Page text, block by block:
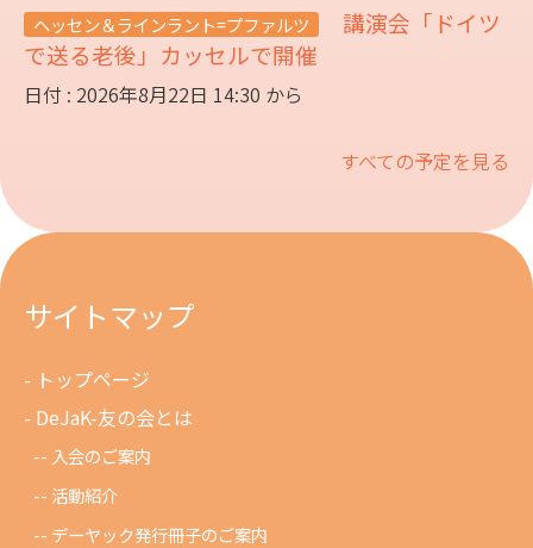
ヘッセン＆ラインラント=プファルツ
講演会「ドイツ
で送る老後」カッセルで開催
日付 : 2026年8月22日 14:30 から
すべての予定を見る
サイトマップ
トップページ
DeJaK-友の会とは
入会のご案内
活動紹介
デーヤック発行冊子のご案内